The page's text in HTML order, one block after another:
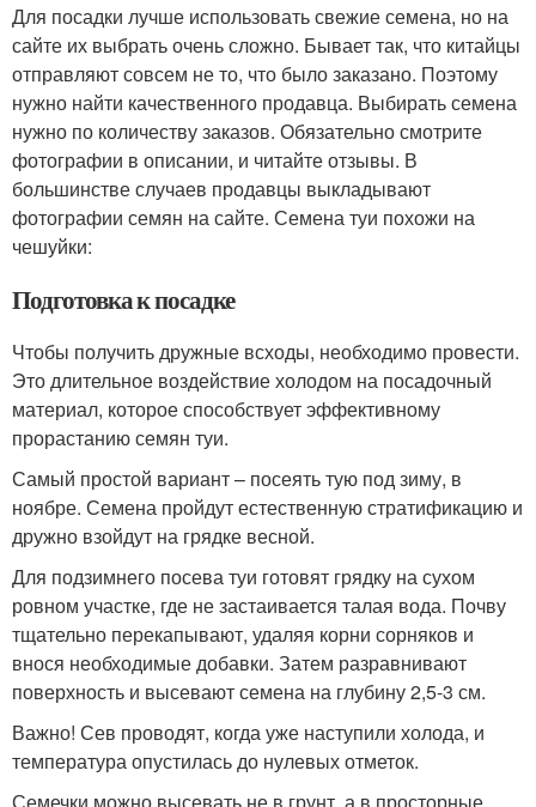
Для посадки лучше использовать свежие семена, но на
сайте их выбрать очень сложно. Бывает так, что китайцы
отправляют совсем не то, что было заказано. Поэтому
нужно найти качественного продавца. Выбирать семена
нужно по количеству заказов. Обязательно смотрите
фотографии в описании, и читайте отзывы. В
большинстве случаев продавцы выкладывают
фотографии семян на сайте. Семена туи похожи на
чешуйки:
Подготовка к посадке
Чтобы получить дружные всходы, необходимо провести.
Это длительное воздействие холодом на посадочный
материал, которое способствует эффективному
прорастанию семян туи.
Самый простой вариант – посеять тую под зиму, в
ноябре. Семена пройдут естественную стратификацию и
дружно взойдут на грядке весной.
Для подзимнего посева туи готовят грядку на сухом
ровном участке, где не застаивается талая вода. Почву
тщательно перекапывают, удаляя корни сорняков и
внося необходимые добавки. Затем разравнивают
поверхность и высевают семена на глубину 2,5-3 см.
Важно! Сев проводят, когда уже наступили холода, и
температура опустилась до нулевых отметок.